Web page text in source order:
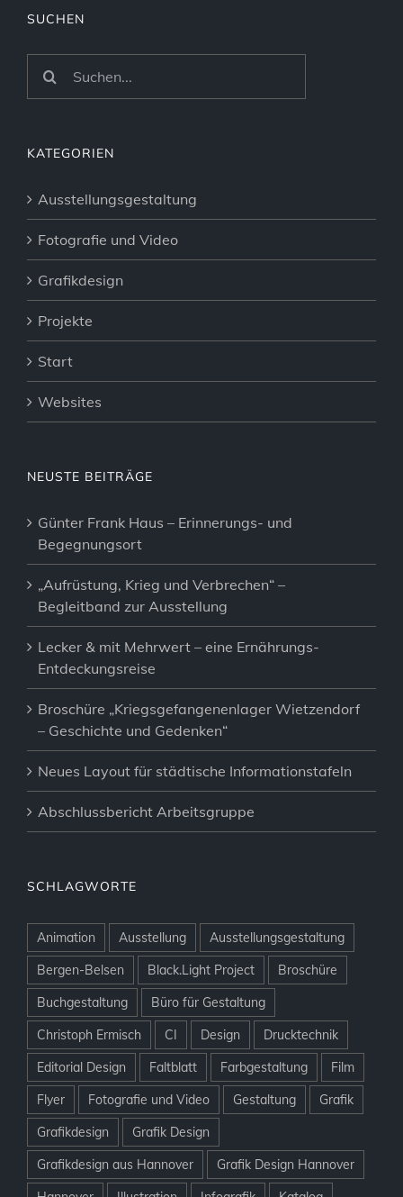
SUCHEN
nach:
KATEGORIEN
Ausstellungsgestaltung
Fotografie und Video
Grafikdesign
Projekte
Start
Websites
NEUSTE BEITRÄGE
Günter Frank Haus – Erinnerungs- und
Begegnungsort
„Aufrüstung, Krieg und Verbrechen“ –
Begleitband zur Ausstellung
Lecker & mit Mehrwert – eine Ernährungs-
Entdeckungsreise
Broschüre „Kriegsgefangenenlager Wietzendorf
– Geschichte und Gedenken“
Neues Layout für städtische Informationstafeln
Abschlussbericht Arbeitsgruppe
SCHLAGWORTE
Animation Ausstellung
Ausstellungsgestaltung
Bergen-Belsen
Black.Light Project
Broschüre
Buchgestaltung
Büro für Gestaltung
Christoph Ermisch
CI Design
Drucktechnik
Editorial Design
Faltblatt Farbgestaltung
Film
Flyer
Fotografie und Video Gestaltung
Grafik
Grafikdesign
Grafik Design
Grafikdesign aus Hannover
Grafik Design Hannover